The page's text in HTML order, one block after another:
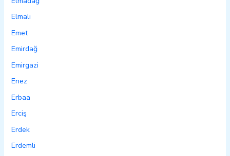
Elmalı
Emet
Emirdağ
Emirgazi
Enez
Erbaa
Erciş
Erdek
Erdemli